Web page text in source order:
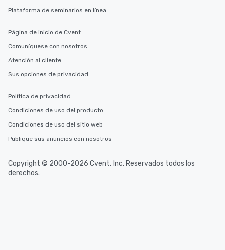
Plataforma de seminarios en línea
Página de inicio de Cvent
Comuníquese con nosotros
Atención al cliente
Sus opciones de privacidad
Política de privacidad
Condiciones de uso del producto
Condiciones de uso del sitio web
Publique sus anuncios con nosotros
Copyright © 2000-2026 Cvent, Inc. Reservados todos los
derechos.